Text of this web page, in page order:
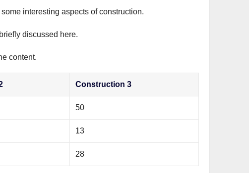
interesting aspects of construction.
discussed here.
content.
Construction 3
50
13
28